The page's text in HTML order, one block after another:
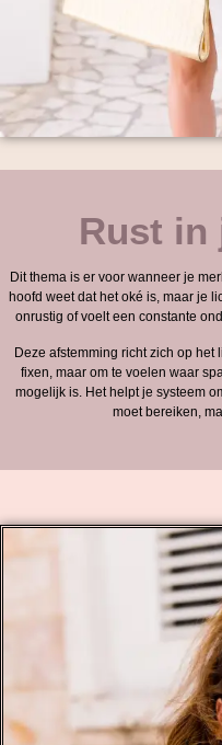
Rust in
Dit thema is er voor wanneer je
hoofd weet dat het oké is, maar je
onrustig of voelt een constante
Deze afstemming richt zich op het
fixen, maar om te voelen waar
mogelijk is. Het helpt je systeem
moet bereiken,